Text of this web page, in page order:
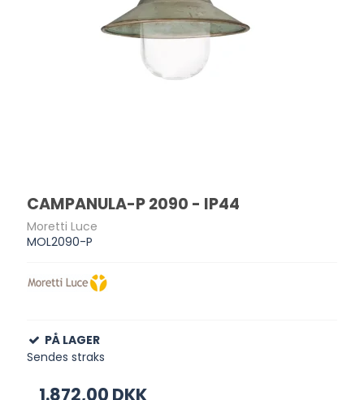
CAMPANULA-P 2090 - IP44
Moretti Luce
MOL2090-P
PÅ LAGER
Sendes straks
1.872,00 DKK